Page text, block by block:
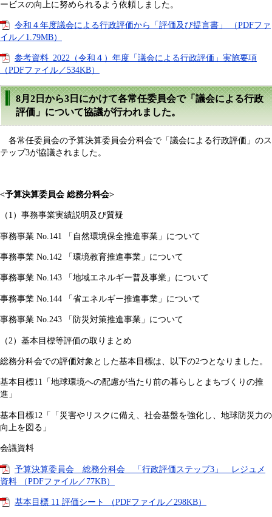
ービスの向上に努められるよう依頼しました。
令和４年度議会による行政評価から「評価及び提言書」 （PDFファ
イル／1.79MB）
参考資料_2022（令和４）年度「議会による行政評価」実施要項
（PDFファイル／534KB）
8月2日から3日にかけて各常任委員会で「議会による行政
評価」について協議が行われました。
各常任委員会の予算決算委員会分科会で「議会による行政評価」のス
テップ3が協議されました。
<予算決算委員会 総務分科会>
（1）事務事業実績説明及び質疑
事務事業 No.141 「自然環境保全推進事業」について
事務事業 No.142 「環境教育推進事業」について
事務事業 No.143 「地域エネルギー普及事業」について
事務事業 No.144 「省エネルギー推進事業」について
事務事業 No.243 「防災対策推進事業」について
（2）基本目標等評価の取りまとめ
総務分科会での評価対象とした基本目標は、以下の2つとなりました。
基本目標11「地球環境への配慮が当たり前の暮らしとまちづくりの推
進」
基本目標12「「災害やリスクに備え、社会基盤を強化し、地球防災力の
向上を図る」
会議資料
予算決算委員会 総務分科会 「行政評価ステップ3」 レジュメ
資料 （PDFファイル／77KB）
基本目標 11 評価シート （PDFファイル／298KB）